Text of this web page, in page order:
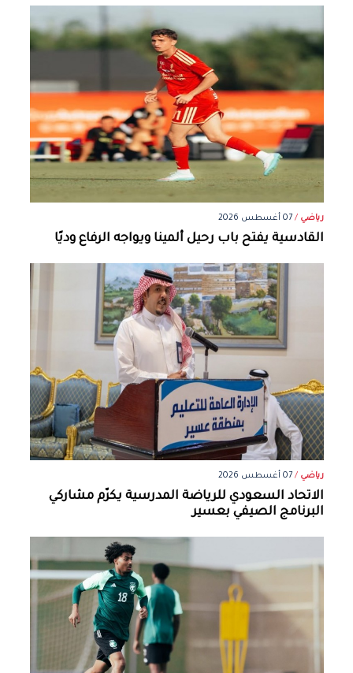
رياضي /07 أغسطس 2026
القادسية يفتح باب رحيل ألمينا ويواجه الرفاع وديًا
رياضي /07 أغسطس 2026
الاتحاد السعودي للرياضة المدرسية يكرّم مشاركي
البرنامج الصيفي بعسير